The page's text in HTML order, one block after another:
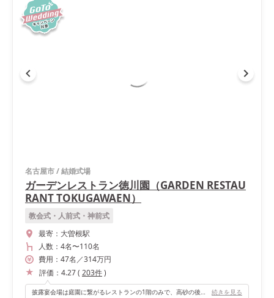
名古屋市/結婚式場
ガーデンレストラン徳川園（GARDEN RESTAU
RANT TOKUGAWAEN）
教会式・人前式・神前式
最寄： 大曽根駅
人数： 4名〜110名
費用： 47名 ／314万円
評価： 4.27( 203件)
披露宴会場は庭園に繋がるレストランの1階のみで、高砂の後ろにも庭園の景色が広がりとても素敵でした。(高砂の位置は他のアングルにも変えれます。) 新郎新婦入場の時、後方の大きな扉から入場すると見せかけて前方の庭園側から入場するというサプライズは、ゲストの驚いた顔を見ることができてオススメです(笑) 続きを見る